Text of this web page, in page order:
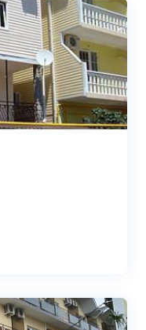
4.7
4.7